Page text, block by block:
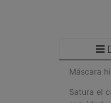
Máscara
Satura el